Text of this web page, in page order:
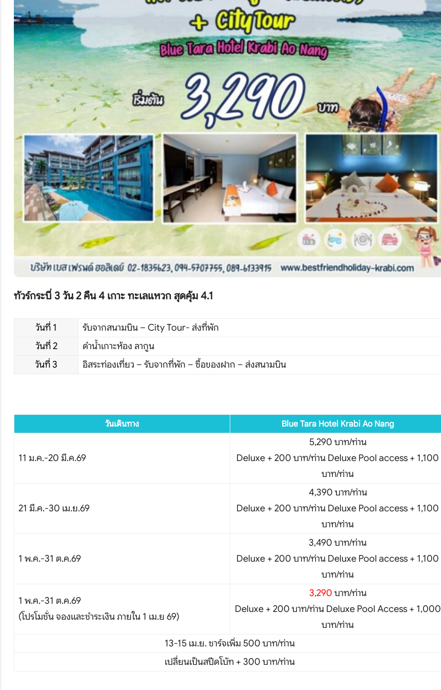
หน้าแรก
ทัวร์กระบี่ 3 วัน 2 คืน 4 เกาะ ทะเลแหวก สุดคุ้ม 4.1
วันที่ 1
รับจากสนามบิน – City Tour- ส่งที่พัก
วันที่ 2
ดำน้ำเกาะห้อง ลากูน
วันที่ 3
อิสระท่องเที่ยว – รับจากที่พัก – ซื้อของฝาก – ส่งสนามบิน
วันเดินทาง Blue Tara Hotel Krabi Ao Nang
11 ม.ค.-20 มี.ค.69
5,290 บาท/ท่าน
Deluxe + 200 บาท/ท่าน Deluxe Pool access + 1,100
บาท/ท่าน
21 มี.ค.-30 เม.ย.69
4,390 บาท/ท่าน
Deluxe + 200 บาท/ท่าน Deluxe Pool access + 1,100
บาท/ท่าน
1 พ.ค.-31 ต.ค.69
3,490 บาท/ท่าน
Deluxe + 200 บาท/ท่าน Deluxe Pool access + 1,100
บาท/ท่าน
1 พ.ค.-31 ต.ค.69
(โปรโมชั่น จองและชำระเงิน ภายใน 1 เม.ย 69)
3,290 บาท/ท่าน
Deluxe + 200 บาท/ท่าน Deluxe Pool Access + 1,000
บาท/ท่าน
13-15 เม.ย. ชาร์จเพิ่ม 500 บาท/ท่าน
เปลี่ยนเป็นสปีดโบ้ท + 300 บาท/ท่าน